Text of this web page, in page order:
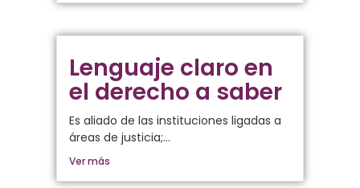
Lenguaje claro en
el derecho a saber
Es aliado de las instituciones ligadas a
áreas de justicia;...
Ver más